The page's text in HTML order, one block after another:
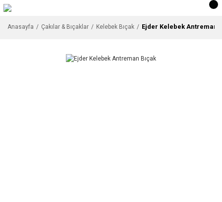
Anasayfa Çakılar & Bıçaklar Kelebek Bıçak Ejder Kelebek Antreman